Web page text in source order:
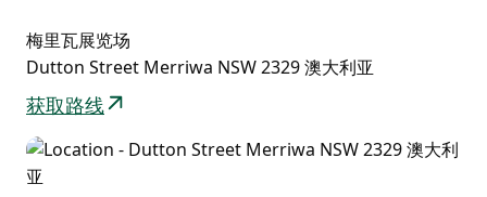
梅里瓦展览场
Dutton Street Merriwa NSW 2329 澳大利亚
获取路线